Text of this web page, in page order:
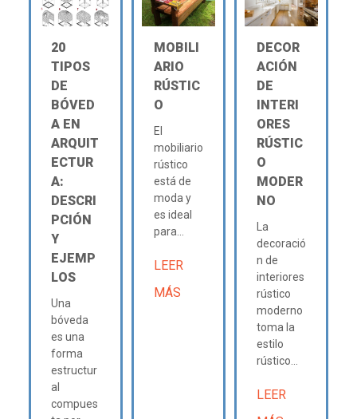
20
TIPOS
DE
BÓVED
A EN
ARQUIT
ECTUR
A:
DESCRI
PCIÓN
Y
EJEMP
LOS
Una
bóveda
es una
forma
estructur
al
compues
MOBILI
ARIO
RÚSTIC
O
El
mobiliario
rústico
está de
moda y
es ideal
para...
LEER
MÁS
DECOR
ACIÓN
DE
INTERI
ORES
RÚSTIC
O
MODER
NO
La
decoració
n de
interiores
rústico
moderno
toma la
estilo
rústico...
LEER